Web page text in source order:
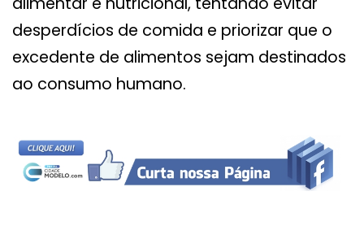
desperdícios de comida e priorizar que o
excedente de alimentos sejam destinados
ao consumo humano.